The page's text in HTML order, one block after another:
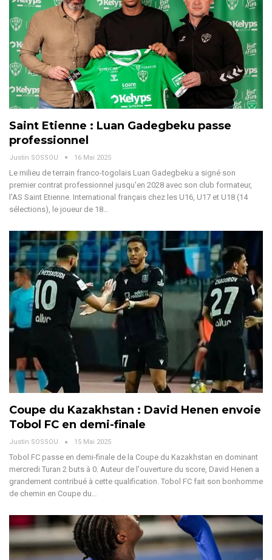
Saint Etienne : Luan Gadegbeku passe
professionnel
Justin SOSSOU 16 Mai 2025
Le milieu de terrain franco-togolais Luan Gadegbeku a signé son
premier contrat professionnel jusqu'en 2028 avec son club formateur,
l'AS Saint Etienne. International français chez les U16, U17 et U18 (14
sélections), le joueur de 18
Coupe du Kazakhstan : David Henen envoie
Tobol FC en demi-finale
Justin SOSSOU 15 Mai 2025
Tobol FC passe en demi-finale de la Coupe du Kazakhstan en dominant
mercredi Turan 2 buts à 0. Auteur de l'ouverture du score, David Henen a
grandement contribué à cette qualification. Tobol FC fait son bonhomme
de chemin en Coupe du…